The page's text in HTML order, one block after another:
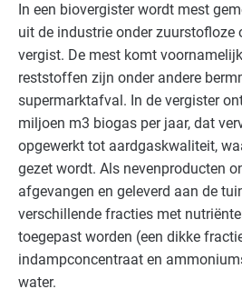
In een biovergister wordt mest
uit de industrie onder zuurstofloze
vergist. De mest komt
reststoffen zijn onder andere
supermarktafval. In de vergister
miljoen m3 biogas per jaar, dat
opgewerkt tot aardgaskwaliteit,
gezet wordt. Als nevenproducten
afgevangen en geleverd aan de
verschillende fracties met
toegepast worden (een dikke
indampconcentraat en
water.